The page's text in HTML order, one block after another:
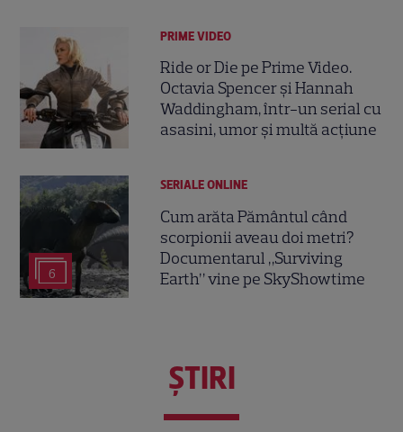
PRIME VIDEO
Ride or Die pe Prime Video.
Octavia Spencer și Hannah
Waddingham, într-un serial cu
asasini, umor și multă acțiune
6
SERIALE ONLINE
Cum arăta Pământul când
scorpionii aveau doi metri?
Documentarul „Surviving
Earth” vine pe SkyShowtime
ŞTIRI